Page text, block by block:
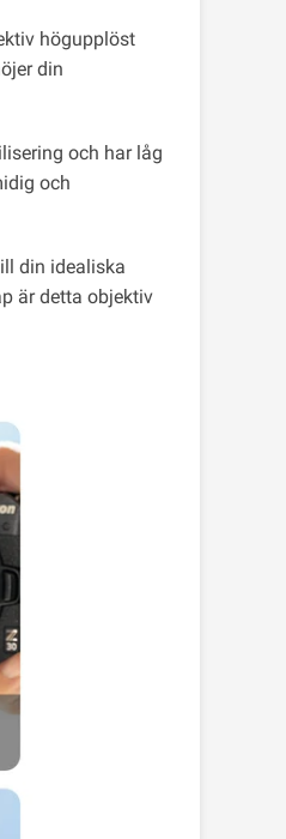
högupplöst
din
och har låg
och
din idealiska
är detta objektiv